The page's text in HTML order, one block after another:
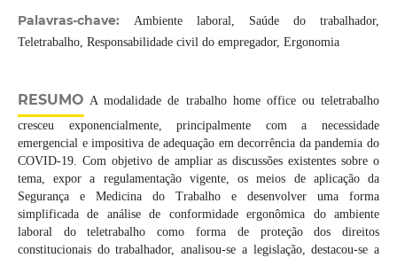
Palavras-chave:
Ambiente laboral, Saúde do trabalhador,
Teletrabalho, Responsabilidade civil do empregador, Ergonomia
RESUMO A modalidade de trabalho home office ou teletrabalho
cresceu exponencialmente, principalmente com a necessidade
emergencial e impositiva de adequação em decorrência da pandemia do
COVID-19. Com objetivo de ampliar as discussões existentes sobre o
tema, expor a regulamentação vigente, os meios de aplicação da
Segurança e Medicina do Trabalho e desenvolver uma forma
simplificada de análise de conformidade ergonômica do ambiente
laboral do teletrabalho como forma de proteção dos direitos
constitucionais do trabalhador, analisou-se a legislação, destacou-se a